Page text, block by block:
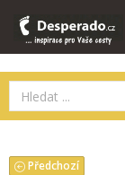
Předchozí